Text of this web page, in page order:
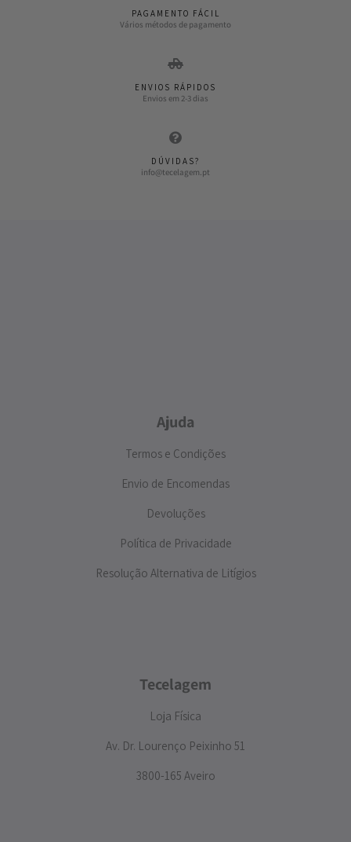
PAGAMENTO FÁCIL
Vários métodos de pagamento
ENVIOS RÁPIDOS
Envios em 2-3 dias
DÚVIDAS?
info@tecelagem.pt
Ajuda
Termos e Condições
Envio de Encomendas
Devoluções
Política de Privacidade
Resolução Alternativa de Litígios
Tecelagem
Loja Física
Av. Dr. Lourenço Peixinho 51
3800-165 Aveiro